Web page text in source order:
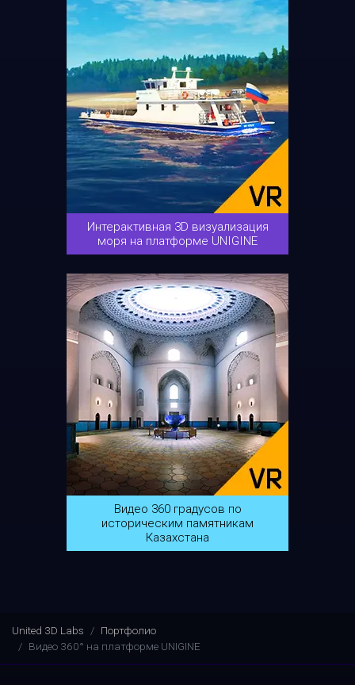
Интерактивная 3D визуализация
моря на платформе UNIGINE
Видео 360 градусов по
историческим памятникам
Казахстана
United 3D Labs
Портфолио
Видео 360° на платформе UNIGINE